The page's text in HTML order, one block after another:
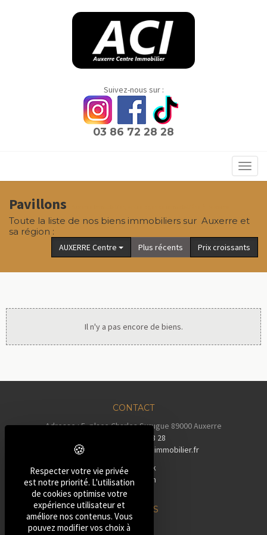
Suivez-nous sur :
03 86 72 28 28
Pavillons
Toute la liste de nos biens immobiliers sur Auxerre et
sa région :
AUXERRE Centre Plus récents Prix croissants
Il n'y a pas encore de biens.
CONTACT
Adresse : 5, place Charles Surugue 89000 Auxerre
03 86 72 28 28
Email :
contact@auxerreimmobilier.fr
Facebook
Instagram
Tiktok
NOS BIENS
»Maisons
Respecter votre vie privée
est notre priorité. L'utilisation
de cookies optimise votre
expérience utilisateur et
améliore nos contenus. Vous
pouvez modifier vos choix à